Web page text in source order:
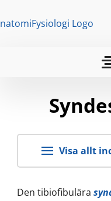
Visa allt
Den tibiofibulära